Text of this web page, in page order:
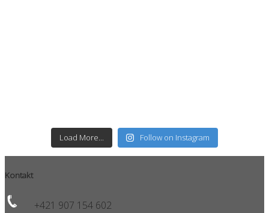
Load More... Follow on Instagram
Kontakt
+421 907 154 602